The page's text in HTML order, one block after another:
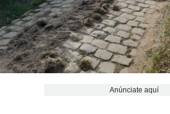
Anúnciate aquí